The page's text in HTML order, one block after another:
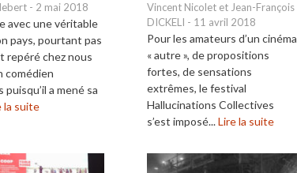
- 2 mai 2018
avec une véritable
pays, pourtant pas
repéré chez nous
comédien
puisqu’il a mené sa
la suite
Vincent Nicolet et Jean-François
DICKELI - 11 avril 2018
Pour les amateurs d’un cinéma
« autre », de propositions
fortes, de sensations
extrêmes, le festival
Hallucinations Collectives
s’est imposé...Lire la suite